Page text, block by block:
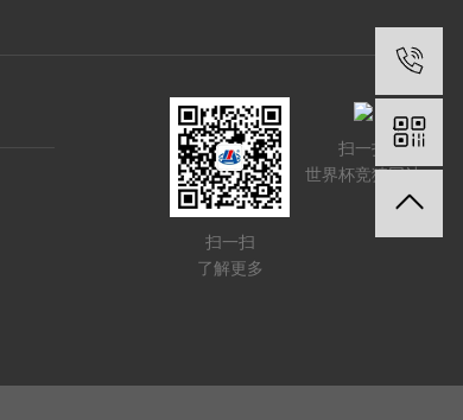
扫一扫
了解更多
扫一扫
世界杯竞猜网站